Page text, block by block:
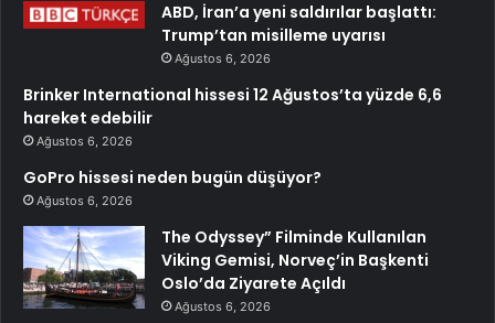
ABD, İran’a yeni saldırılar başlattı:
Trump’tan misilleme uyarısı
Ağustos 6, 2026
Brinker International hissesi 12 Ağustos’ta yüzde 6,6
hareket edebilir
Ağustos 6, 2026
GoPro hissesi neden bugün düşüyor?
Ağustos 6, 2026
The Odyssey” Filminde Kullanılan
Viking Gemisi, Norveç’in Başkenti
Oslo’da Ziyarete Açıldı
Ağustos 6, 2026